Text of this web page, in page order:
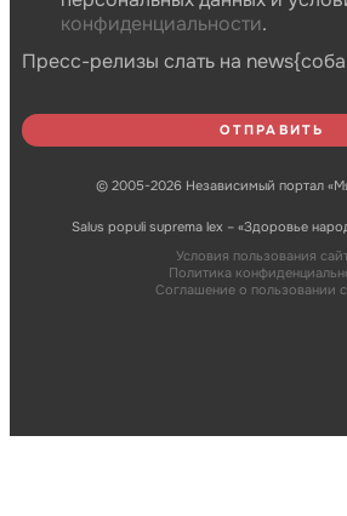
конфиденциальности.
Пресс-релизы слать на
© 2005-2026 Независимый портал
Salus populi suprema lex – «Здоровье
Условия пользования
Политика
Соглашение о пользовании